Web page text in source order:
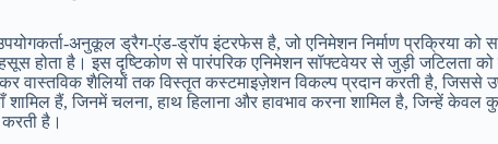
अनुकूल ड्रैग-एंड-ड्रॉप इंटरफेस है, जो एनिमेशन निर्माण प्रक्रिया
है। इस दृष्टिकोण से पारंपरिक एनिमेशन सॉफ्टवेयर से जुड़ी जटिलता को
वास्तविक शैलियों तक विस्तृत कस्टमाइज़ेशन विकल्प प्रदान करती है, जिससे
शामिल हैं, जिनमें चलना, हाथ हिलाना और हावभाव करना शामिल है, जिन्हें
है।